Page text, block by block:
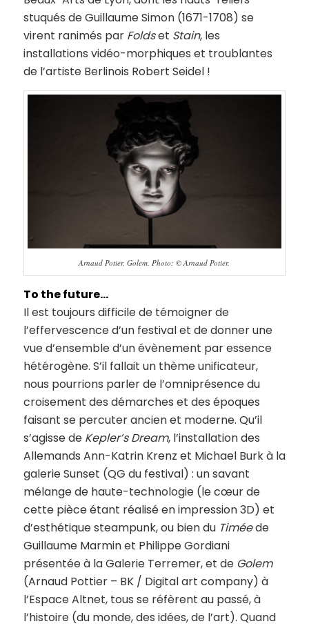
stuqués de Guillaume Simon (1671-1708) se
virent ranimés par Foldset Stain, les
installations vidéo-morphiques et troublantes
de l’artiste Berlinois Robert Seidel !
Arnaud Potier, Golem. Photo: © Arnaud Potier.
To the future…
Il est toujours difficile de témoigner de
l’effervescence d’un festival et de donner une
vue d’ensemble d’un évènement par essence
hétérogène. S’il fallait un thème unificateur,
nous pourrions parler de l’omniprésence du
croisement des démarches et des époques
faisant se percuter ancien et moderne. Qu’il
s’agisse de Kepler’s Dream, l’installation des
Allemands Ann-Katrin Krenz et Michael Burk à la
galerie Sunset (QG du festival) : un savant
mélange de haute-technologie (le cœur de
cette pièce étant réalisé en impression 3D) et
d’esthétique steampunk, ou bien du Timéede
Guillaume Marmin et Philippe Gordiani
présentée à la Galerie Terremer, et de Golem
(Arnaud Pottier – BK / Digital art company) à
l’Espace Altnet, tous se réfèrent au passé, à
l’histoire (du monde, des idées, de l’art). Quand